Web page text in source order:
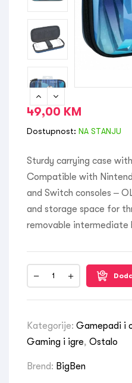
49,00 KM
Dostupnost: NA STANJU
Sturdy carrying case
Compatible with
and Switch consoles –
and storage space for
removable
Kategorije: Gamepadi i
Gaming i igre, Ostalo
Brend: BigBen